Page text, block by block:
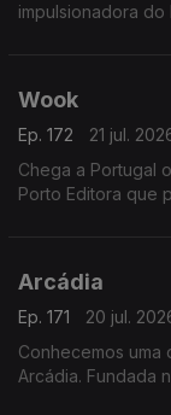
impulsionadora do
Wook
Ep. 172
21 jul.
Chega a Portugal
Porto Editora que
Arcádia
Ep. 171
20 jul.
Conhecemos uma
Arcádia. Fundada